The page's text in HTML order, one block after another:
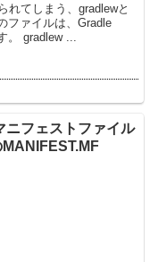
れてしまう、gradlewと
Wrapper (Gradleラッパー) と呼ばれています。 gradlew ...
ニフェストファイル